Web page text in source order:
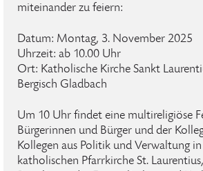
miteinander zu feiern:
Datum: Montag, 3. November 2025
Uhrzeit: ab 10.00 Uhr
Ort: Katholische Kirche Sankt
Bergisch Gladbach
Um 10 Uhr findet eine multireligiöse
Bürgerinnen und Bürger und der
Kollegen aus Politik und Verwaltung
katholischen Pfarrkirche St.